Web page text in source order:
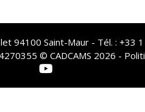
94100 Saint-Maur - Tél. : +33
© CADCAMS 2026 -